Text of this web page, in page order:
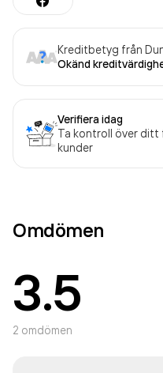
Kreditbetyg från
Okänd
Verifiera idag
Ta kontroll över
kunder
Omdömen
3.5
2 omdömen